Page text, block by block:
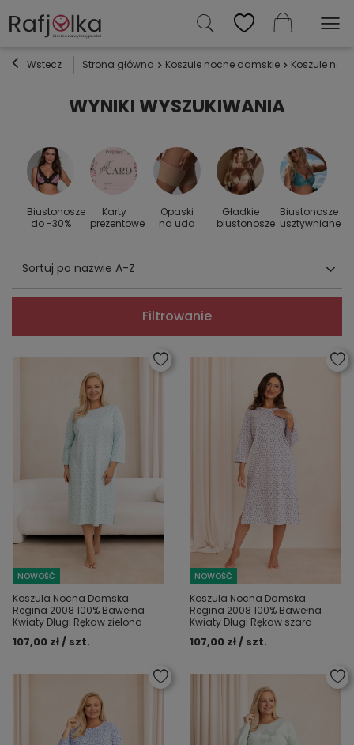
Wstecz Strona główna Koszule nocne damskie Koszule
WYNIKI WYSZUKIWANIA
Biustonosze
do -30%
Karty
prezentowe
Opaski
na uda
Gładkie
biustonosze
Biustonosze
usztywniane
Sortuj po nazwie A-Z
Filtrowanie
NOWOŚĆ
Koszula Nocna Damska
Regina 2008 100% Bawełna
Kwiaty Długi Rękaw zielona
107,00 zł / szt.
NOWOŚĆ
Koszula Nocna Damska
Regina 2008 100% Bawełna
Kwiaty Długi Rękaw szara
107,00 zł / szt.